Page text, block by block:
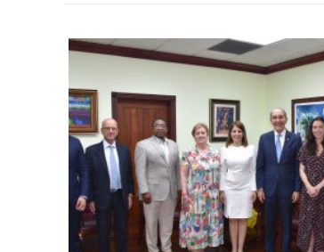
Escogen
RD
como
sede
29
Congreso
Academia
Europea
de